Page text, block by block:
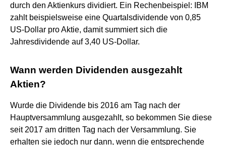
durch den Aktienkurs dividiert. Ein Rechenbeispiel: IBM
zahlt beispielsweise eine Quartalsdividende von 0,85
US-Dollar pro Aktie, damit summiert sich die
Jahresdividende auf 3,40 US-Dollar.
Wann werden Dividenden ausgezahlt
Aktien?
Wurde die Dividende bis 2016 am Tag nach der
Hauptversammlung ausgezahlt, so bekommen Sie diese
seit 2017 am dritten Tag nach der Versammlung. Sie
erhalten sie jedoch nur dann, wenn die entsprechende